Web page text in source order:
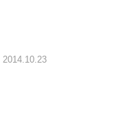
2014.10.23